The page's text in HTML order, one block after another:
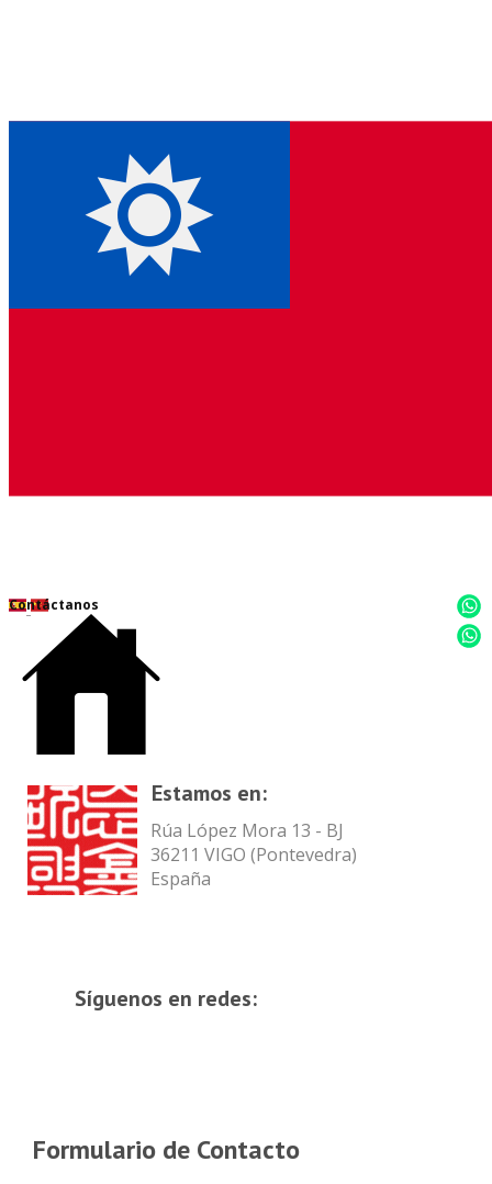
Contáctanos
Estamos en:
Rúa López Mora 13 - BJ
36211 VIGO (Pont​evedra)
España
Síguenos en redes:
Formulario de Contacto